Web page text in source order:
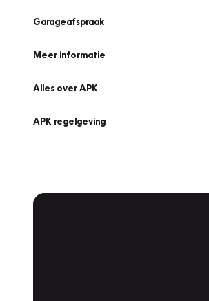
Garageafspraak
Meer informatie
Alles over APK
APK regelgeving